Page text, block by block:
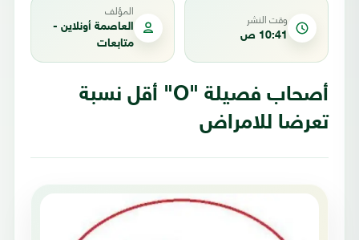
وقت النشر
10:41 ص
المؤلف
العاصمة أونلاين -
متابعات
أصحاب فصيلة "O" أقل نسبة
تعرضا للامراض